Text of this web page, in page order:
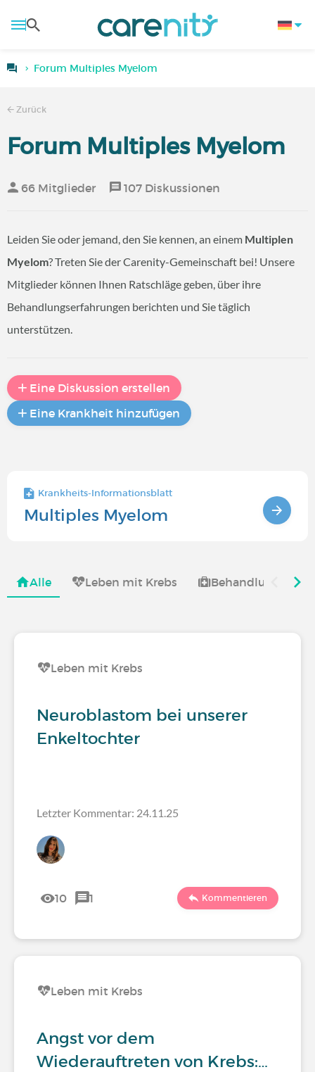
Forum Multiples Myelom
Zurück
Forum Multiples Myelom
66 Mitglieder 107 Diskussionen
Leiden Sie oder jemand, den Sie kennen, an einem Multiplen
Myelom? Treten Sie der Carenity-Gemeinschaft bei! Unsere
Mitglieder können Ihnen Ratschläge geben, über ihre
Behandlungserfahrungen berichten und Sie täglich
unterstützen.
Eine Diskussion erstellen
Eine Krankheit hinzufügen
Krankheits-Informationsblatt
Multiples Myelom
Alle Leben mit Krebs Behandlung von
Leben mit Krebs
Neuroblastom bei unserer
Enkeltochter
Letzter Kommentar: 24.11.25
10 1 Kommentieren
Leben mit Krebs
Angst vor dem
Wiederauftreten von Krebs:…